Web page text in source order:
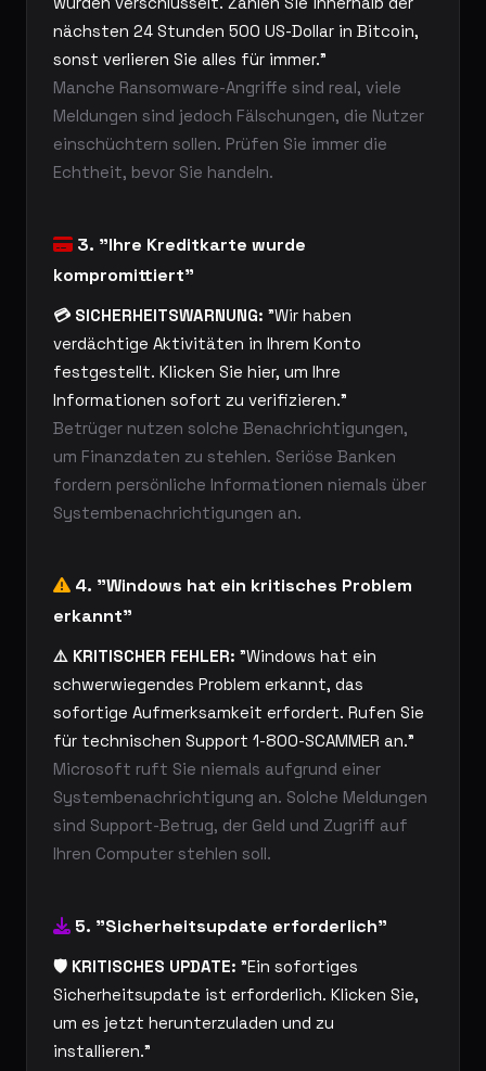
nächsten 24 Stunden 500 US-Dollar in Bitcoin,
sonst verlieren Sie alles für immer."
Manche Ransomware-Angriffe sind real, viele
Meldungen sind jedoch Fälschungen, die Nutzer
einschüchtern sollen. Prüfen Sie immer die
Echtheit, bevor Sie handeln.
3. "Ihre Kreditkarte wurde
kompromittiert"
💳 SICHERHEITSWARNUNG: "Wir haben
verdächtige Aktivitäten in Ihrem Konto
festgestellt. Klicken Sie hier, um Ihre
Informationen sofort zu verifizieren."
Betrüger nutzen solche Benachrichtigungen,
um Finanzdaten zu stehlen. Seriöse Banken
fordern persönliche Informationen niemals über
Systembenachrichtigungen an.
4. "Windows hat ein kritisches Problem
erkannt"
⚠️ KRITISCHER FEHLER: "Windows hat ein
schwerwiegendes Problem erkannt, das
sofortige Aufmerksamkeit erfordert. Rufen Sie
für technischen Support 1-800-SCAMMER an."
Microsoft ruft Sie niemals aufgrund einer
Systembenachrichtigung an. Solche Meldungen
sind Support-Betrug, der Geld und Zugriff auf
Ihren Computer stehlen soll.
5. "Sicherheitsupdate erforderlich"
🛡️ KRITISCHES UPDATE: "Ein sofortiges
Sicherheitsupdate ist erforderlich. Klicken Sie,
um es jetzt herunterzuladen und zu
installieren."